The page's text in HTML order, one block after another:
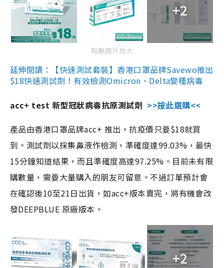
+2
點擊圖片放大
延伸閱讀：【快速測試套裝】香港口罩品牌Savewo推出
$18快速測試劑！有效檢測Omicron、Delta變種病毒
acc+ test 新型冠狀病毒抗原測試劑 >>按此選購<<
產品由香港口罩品牌acc+ 推出，抗疫價只要$18就買
到。測試劑以採集鼻液作檢測，準確度達99.03%，最快
15分鐘知道結果，而且準確度高達97.25%。目前未有限
購數量，需要大量購入的朋友可留意。不過訂單預計會
在確認後10至21日出貨，如acc+版本賣完，將有機會改
發DEEPBLUE 原廠版本。
+2